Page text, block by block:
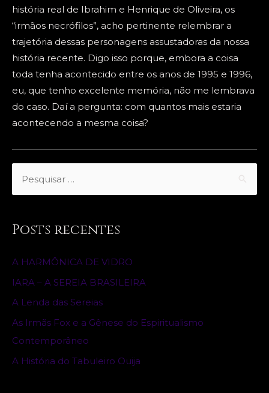
história real de Ibrahim e Henrique de Oliveira, os
“irmãos necrófilos”, acho pertinente relembrar a
trajetória dessas personagens assustadoras da nossa
história recente. Digo isso porque, embora a coisa
toda tenha acontecido entre os anos de 1995 e 1996,
eu, que tenho excelente memória, não me lembrava
do caso. Daí a pergunta: com quantos mais estaria
acontecendo a mesma coisa?
r
h
f
o
Posts recentes
A HARMÔNICA DE VIDRO
IARA – A SEREIA BRASILEIRA
A Lenda das Sereias
As Irmãs Fox e a Gênese do Espiritualismo
Contemporâneo
A História do Tabuleiro Ouija